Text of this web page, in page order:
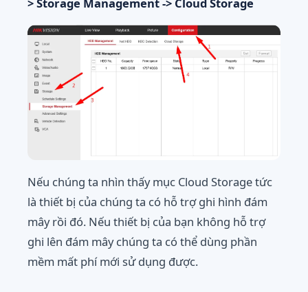
Nếu chúng ta nhìn thấy mục Cloud Storage tức
là thiết bị của chúng ta có hỗ trợ ghi hình đám
mây rồi đó. Nếu thiết bị của bạn không hỗ trợ
ghi lên đám mây chúng ta có thể dùng phần
mềm mất phí mới sử dụng được.